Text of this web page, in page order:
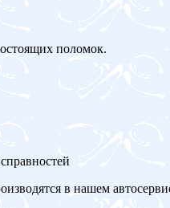
поломок.
в нашем